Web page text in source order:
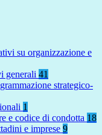
su organizzazione e
generali 41
strategico-
1
e codice di condotta 18
e imprese 9